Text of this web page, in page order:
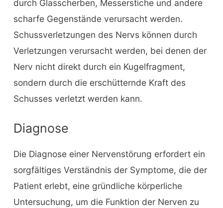
durch Glasscherben, Messerstiche und andere
scharfe Gegenstände verursacht werden.
Schussverletzungen des Nervs können durch
Verletzungen verursacht werden, bei denen der
Nerv nicht direkt durch ein Kugelfragment,
sondern durch die erschütternde Kraft des
Schusses verletzt werden kann.
Diagnose
Die Diagnose einer Nervenstörung erfordert ein
sorgfältiges Verständnis der Symptome, die der
Patient erlebt, eine gründliche körperliche
Untersuchung, um die Funktion der Nerven zu